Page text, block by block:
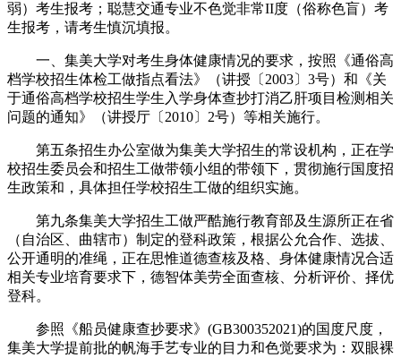
弱）考生报考；聪慧交通专业不色觉非常II度（俗称色盲）考
生报考，请考生慎沉填报。
一、集美大学对考生身体健康情况的要求，按照《通俗高
档学校招生体检工做指点看法》（讲授〔2003〕3号）和《关
于通俗高档学校招生学生入学身体查抄打消乙肝项目检测相关
问题的通知》（讲授厅〔2010〕2号）等相关施行。
第五条招生办公室做为集美大学招生的常设机构，正在学
校招生委员会和招生工做带领小组的带领下，贯彻施行国度招
生政策和，具体担任学校招生工做的组织实施。
第九条集美大学招生工做严酷施行教育部及生源所正在省
（自治区、曲辖市）制定的登科政策，根据公允合作、选拔、
公开通明的准绳，正在思惟道德查核及格、身体健康情况合适
相关专业培育要求下，德智体美劳全面查核、分析评价、择优
登科。
参照《船员健康查抄要求》(GB300352021)的国度尺度，
集美大学提前批的帆海手艺专业的目力和色觉要求为：双眼裸